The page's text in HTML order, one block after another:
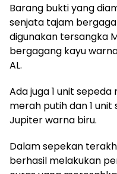
Barang bukti yang
senjata tajam
digunakan tersangka
bergagang kayu
AL.
Ada juga 1 unit
merah putih dan 1
Jupiter warna biru.
Dalam sepekan
berhasil melakukan